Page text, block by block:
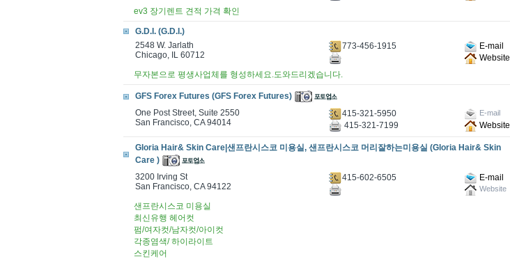
ev3 장기렌트 견적 가격 확인
G.D.I. (G.D.I.)
2548 W. Jarlath
Chicago, IL 60712
773-456-1915
E-mail
Website
무자본으로 평생사업체를 형성하세요.도와드리겠습니다.
GFS Forex Futures (GFS Forex Futures)
One Post Street, Suite 2550
San Francisco, CA 94014
415-321-5950 E-mail
415-321-7199 Website
Gloria Hair& Skin Care|샌프란시스코 미용실, 샌프란시스코 머리잘하는미용실 (Gloria Hair& Skin
Care )
3200 Irving St
San Francisco, CA 94122
415-602-6505 E-mail
Website
샌프란시스코 미용실
최신유행 헤어컷
펌/여자컷/남자컷/아이컷
각종염색/ 하이라이트
스킨케어